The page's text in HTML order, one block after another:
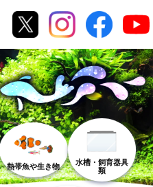
熱帯魚や生き物
水槽・飼育器具
類